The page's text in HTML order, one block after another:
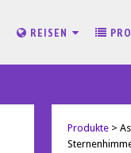
REISEN
Produkte >